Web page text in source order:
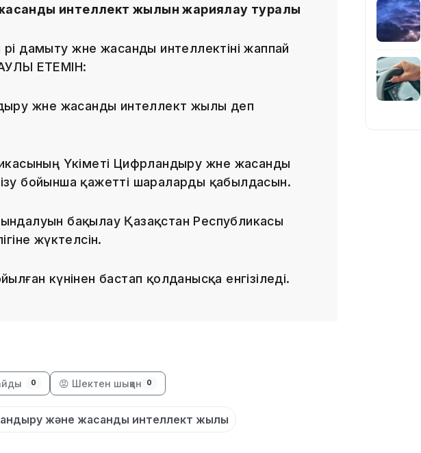
интеллект жылын жариялау туралы
дамыту және жасанды интеллектіні жаппай
ЕТЕМІН:
және жасанды интеллект жылы деп
Үкіметі Цифрландыру және жасанды
бойынша қажетті шараларды қабылдасын.
бақылау Қазақстан Республикасы
жүктелсін.
күнінен бастап қолданысқа енгізіледі.
0 😡 Шектен шыққан 0
және жасанды интеллект жылы
20:52